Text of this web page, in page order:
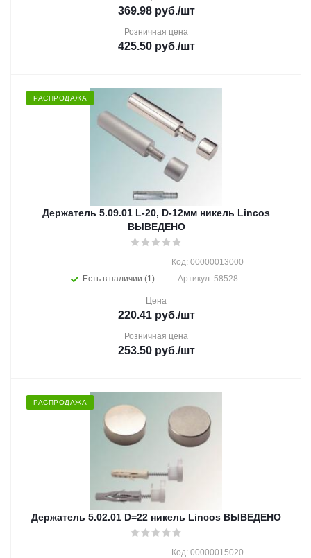
369.98руб./шт
Розничная цена
425.50руб./шт
РАСПРОДАЖА
Держатель 5.09.01 L-20, D-12мм никель Lincos
ВЫВЕДЕНО
Есть в наличии (1)
Код: 00000013000
Артикул: 58528
Цена
220.41руб./шт
Розничная цена
253.50руб./шт
РАСПРОДАЖА
Держатель 5.02.01 D=22 никель Lincos ВЫВЕДЕНО
Код: 00000015020